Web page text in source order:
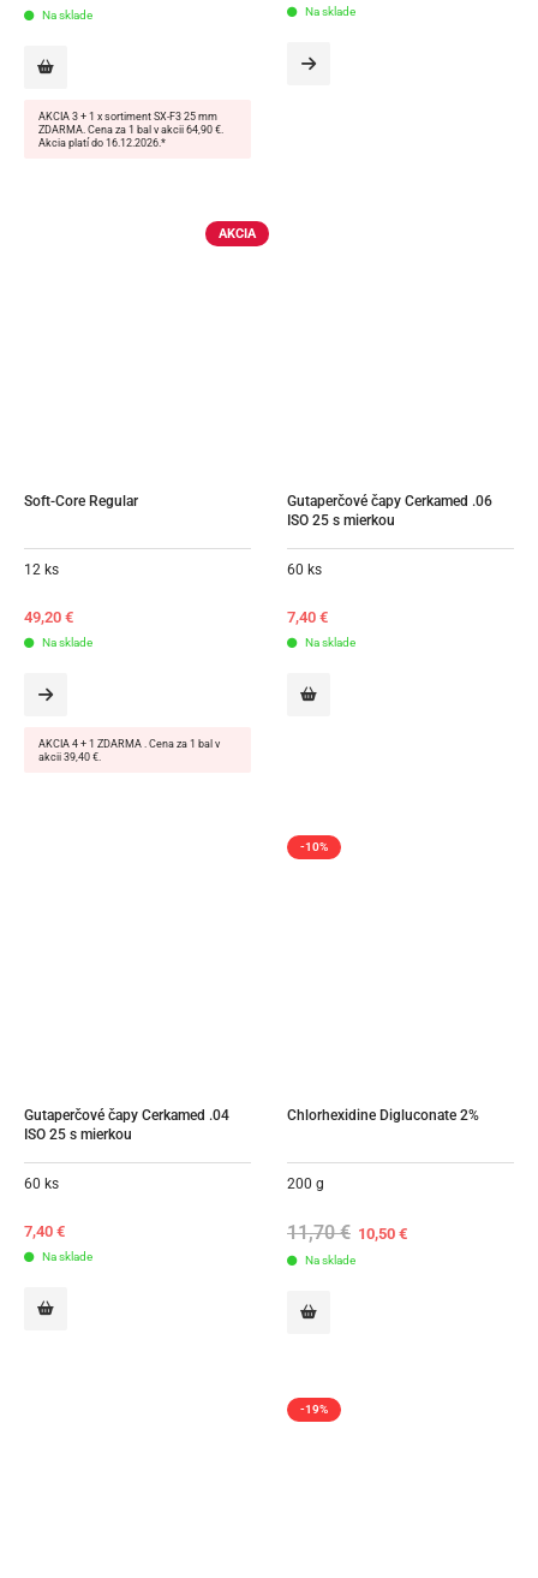
Na sklade
AKCIA 3 + 1 x sortiment SX-F3 25 mm
ZDARMA. Cena za 1 bal v akcii 64,90 €.
Akcia platí do 16.12.2026.*
Na sklade
AKCIA
Soft-Core Regular
12 ks
49,20 €
Na sklade
AKCIA 4 + 1 ZDARMA . Cena za 1 bal v
akcii 39,40 €.
Gutaperčové čapy Cerkamed .06
ISO 25 s mierkou
60 ks
7,40 €
Na sklade
Gutaperčové čapy Cerkamed .04
ISO 25 s mierkou
60 ks
7,40 €
Na sklade
-10%
Chlorhexidine Digluconate 2%
200 g
11,70€ Original
price
10,50€Current
Na sklade
-19%